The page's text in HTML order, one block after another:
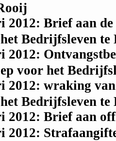
2012: Brief aan
Bedrijfsleven te
2012:
voor het
2012: wraking
Bedrijfsleven te
2012: Brief aan
2012: